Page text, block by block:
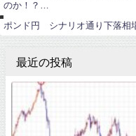
のか！？…
ポンド円 シナリオ通り下落相
最近の投稿